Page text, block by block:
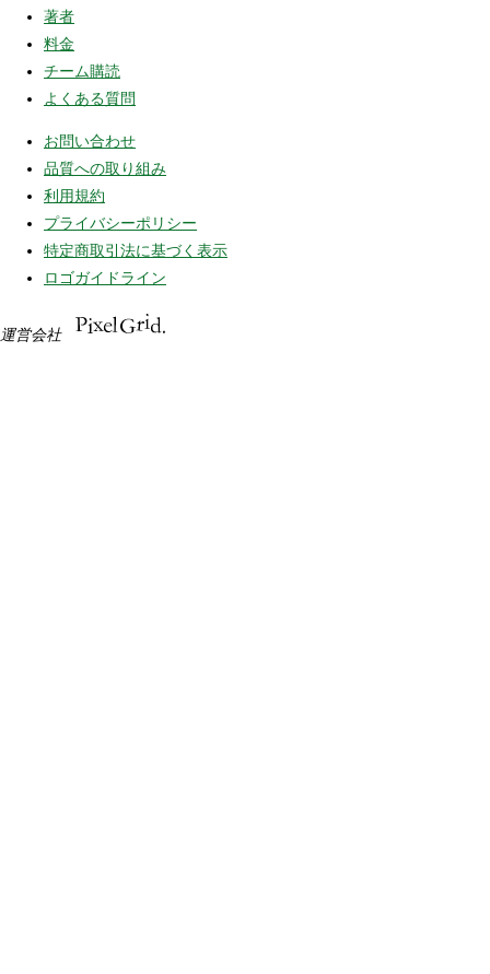
著者
料金
チーム購読
よくある質問
お問い合わせ
品質への取り組み
利用規約
プライバシーポリシー
特定商取引法に基づく表示
ロゴガイドライン
運営会社